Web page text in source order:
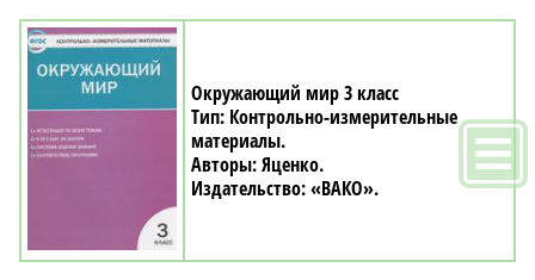
Окружающий мир 3 класс
Контрольно-измерительные
материалы
Яценко
«ВАКО»